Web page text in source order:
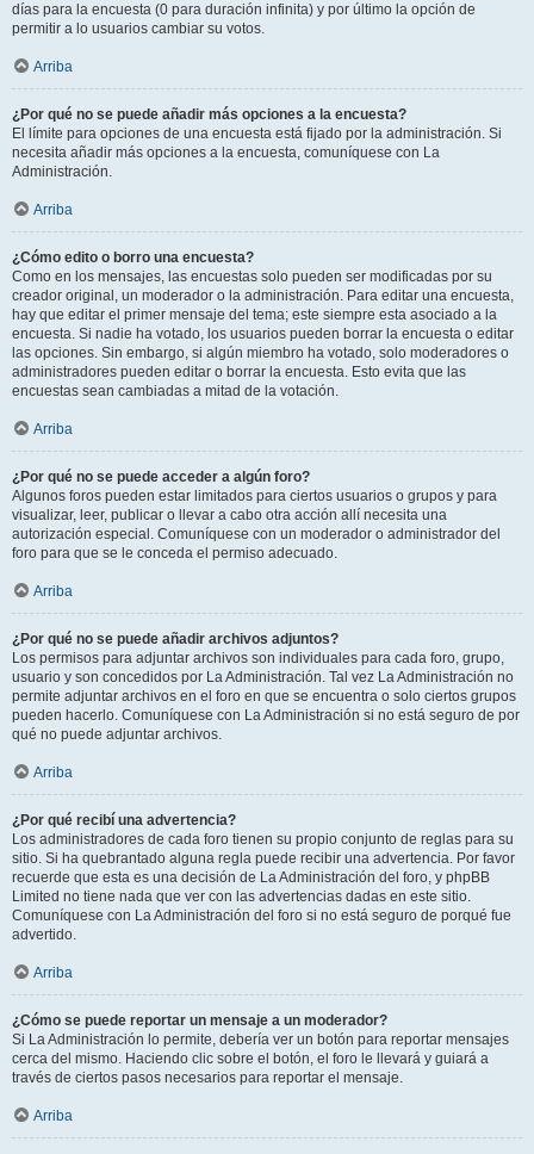
días para la encuesta (0 para duración infinita) y por último la opción de
permitir a lo usuarios cambiar su votos.
Arriba
¿Por qué no se puede añadir más opciones a la encuesta?
El límite para opciones de una encuesta está fijado por la administración. Si
necesita añadir más opciones a la encuesta, comuníquese con La
Administración.
Arriba
¿Cómo edito o borro una encuesta?
Como en los mensajes, las encuestas solo pueden ser modificadas por su
creador original, un moderador o la administración. Para editar una encuesta,
hay que editar el primer mensaje del tema; este siempre esta asociado a la
encuesta. Si nadie ha votado, los usuarios pueden borrar la encuesta o editar
las opciones. Sin embargo, si algún miembro ha votado, solo moderadores o
administradores pueden editar o borrar la encuesta. Esto evita que las
encuestas sean cambiadas a mitad de la votación.
Arriba
¿Por qué no se puede acceder a algún foro?
Algunos foros pueden estar limitados para ciertos usuarios o grupos y para
visualizar, leer, publicar o llevar a cabo otra acción allí necesita una
autorización especial. Comuníquese con un moderador o administrador del
foro para que se le conceda el permiso adecuado.
Arriba
¿Por qué no se puede añadir archivos adjuntos?
Los permisos para adjuntar archivos son individuales para cada foro, grupo,
usuario y son concedidos por La Administración. Tal vez La Administración no
permite adjuntar archivos en el foro en que se encuentra o solo ciertos grupos
pueden hacerlo. Comuníquese con La Administración si no está seguro de por
qué no puede adjuntar archivos.
Arriba
¿Por qué recibí una advertencia?
Los administradores de cada foro tienen su propio conjunto de reglas para su
sitio. Si ha quebrantado alguna regla puede recibir una advertencia. Por favor
recuerde que esta es una decisión de La Administración del foro, y phpBB
Limited no tiene nada que ver con las advertencias dadas en este sitio.
Comuníquese con La Administración del foro si no está seguro de porqué fue
advertido.
Arriba
¿Cómo se puede reportar un mensaje a un moderador?
Si La Administración lo permite, debería ver un botón para reportar mensajes
cerca del mismo. Haciendo clic sobre el botón, el foro le llevará y guiará a
través de ciertos pasos necesarios para reportar el mensaje.
Arriba